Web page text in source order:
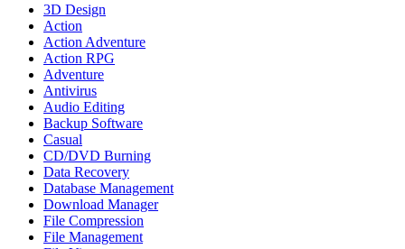
3D Design
Action
Action Adventure
Action RPG
Adventure
Antivirus
Audio Editing
Backup Software
Casual
CD/DVD Burning
Data Recovery
Database Management
Download Manager
File Compression
File Management